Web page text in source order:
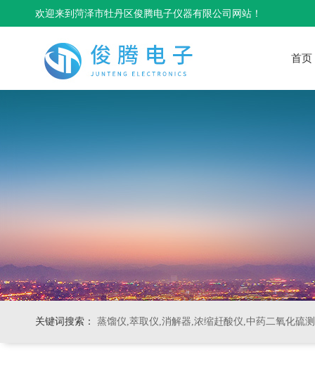
欢迎来到菏泽市牡丹区俊腾电子仪器有限公司网站！
首页
关键词搜索： 蒸馏仪,萃取仪,消解器,浓缩赶酸仪,中药二氧化硫